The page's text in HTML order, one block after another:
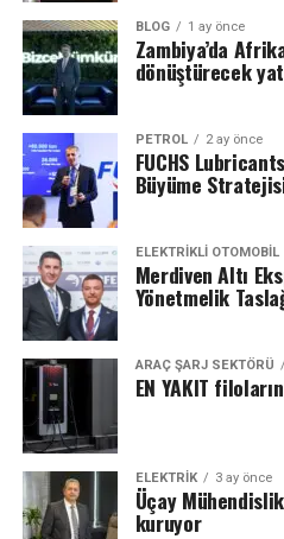
BLOG 1 ay önce
Zambiya’da
dönüştürecek
PETROL 2 ay önce
FUCHS
Büyüme
ELEKTRIKLI OTOMOBIL
Merdiven Altı
Yönetmelik
ARAÇ ŞARJ SEKTÖRÜ
EN YAKIT
ELEKTRİK 3 ay önce
Üçay
kuruyor